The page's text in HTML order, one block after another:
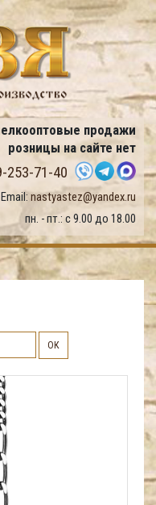
продажи
розницы на сайте нет
253-71-40
Email: nastyastez@yandex.ru
пн. - пт.: с 9.00 до 18.00
ОК